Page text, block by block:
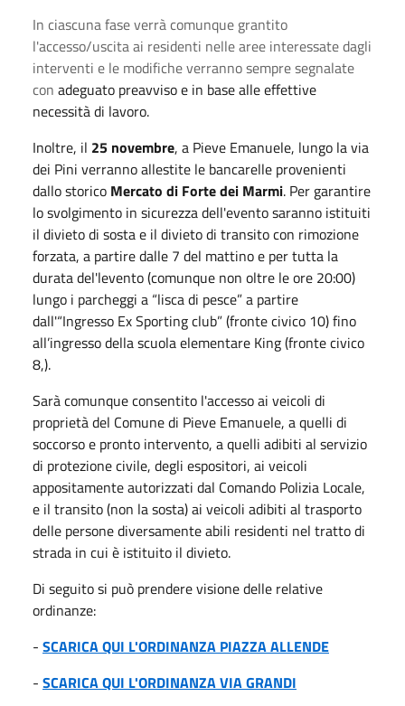
In ciascuna fase verrà comunque grantito
l'accesso/uscita ai residenti nelle aree interessate dagli
interventi e le modifiche verranno sempre segnalate
con adeguato preavviso e in base alle effettive
necessità di lavoro.
Inoltre, il 25 novembre, a Pieve Emanuele, lungo la via
dei Pini verranno allestite le bancarelle provenienti
dallo storico Mercato di Forte dei Marmi. Per garantire
lo svolgimento in sicurezza dell'evento saranno istituiti
il divieto di sosta e il divieto di transito con rimozione
forzata, a partire dalle 7 del mattino e per tutta la
durata del'levento (comunque non oltre le ore 20:00)
lungo i parcheggi a “lisca di pesce” a partire
dall'“Ingresso Ex Sporting club” (fronte civico 10) fino
all’ingresso della scuola elementare King (fronte civico
8,).
Sarà comunque consentito l'accesso ai veicoli di
proprietà del Comune di Pieve Emanuele, a quelli di
soccorso e pronto intervento, a quelli adibiti al servizio
di protezione civile, degli espositori, ai veicoli
appositamente autorizzati dal Comando Polizia Locale,
e il transito (non la sosta) ai veicoli adibiti al trasporto
delle persone diversamente abili residenti nel tratto di
strada in cui è istituito il divieto.
Di seguito si può prendere visione delle relative
ordinanze:
- SCARICA QUI L'ORDINANZA PIAZZA ALLENDE
- SCARICA QUI L'ORDINANZA VIA GRANDI